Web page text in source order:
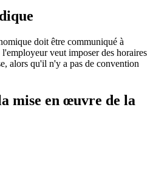
doit être communiqué à
veut imposer des horaires
alors qu'il n'y a pas de convention
mise en œuvre de la